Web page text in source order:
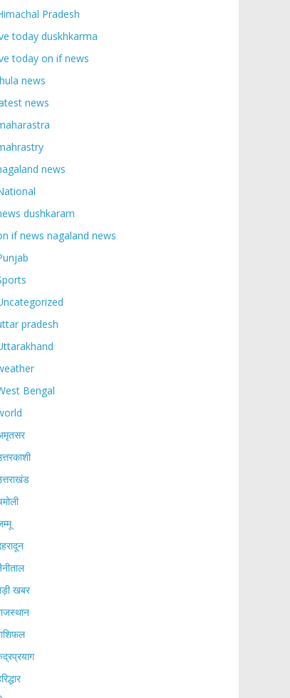
Pradesh
today duskhkarma
today on if news
news
news
news
dushkaram
if news nagaland news
pradesh
Bengal
खबर